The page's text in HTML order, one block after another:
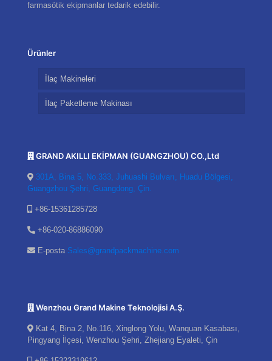
farmasötik ekipmanlar tedarik edebilir.
Ürünler
İlaç Makineleri
İlaç Paketleme Makinası
GRAND AKILLI EKİPMAN (GUANGZHOU) CO.,Ltd
301A, Bina 5, No.333, Juhuashi Bulvarı, Huadu Bölgesi,
Guangzhou Şehri, Guangdong, Çin.
+86-15361285728
+86-020-86886090
E-posta Sales@grandpackmachine.com
Wenzhou Grand Makine Teknolojisi A.Ş.
Kat 4, Bina 2, No.116, Xinglong Yolu, Wanquan Kasabası,
Pingyang İlçesi, Wenzhou Şehri, Zhejiang Eyaleti, Çin